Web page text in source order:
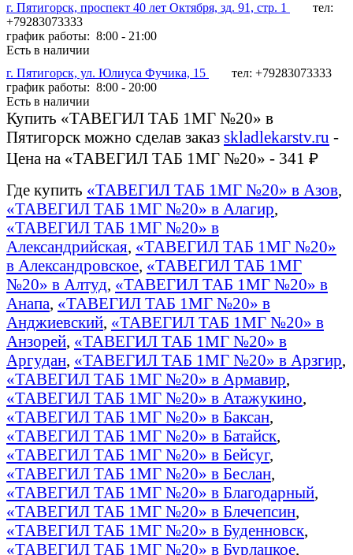
г. Пятигорск, проспект 40 лет Октября, зд. 91, стр. 1
тел:
+79283073333
график работы: 8:00 - 21:00
Есть в наличии
г. Пятигорск, ул. Юлиуса Фучика, 15
тел: +79283073333
график работы: 8:00 - 20:00
Есть в наличии
Купить «ТАВЕГИЛ ТАБ 1МГ №20» в
Пятигорск можно сделав заказ skladlekarstv.ru -
Цена на «ТАВЕГИЛ ТАБ 1МГ №20» - 341 ₽
Где купить «ТАВЕГИЛ ТАБ 1МГ №20» в Азов,
«ТАВЕГИЛ ТАБ 1МГ №20» в Алагир,
«ТАВЕГИЛ ТАБ 1МГ №20» в
Александрийская, «ТАВЕГИЛ ТАБ 1МГ №20»
в Александровское, «ТАВЕГИЛ ТАБ 1МГ
№20» в Алтуд, «ТАВЕГИЛ ТАБ 1МГ №20» в
Анапа, «ТАВЕГИЛ ТАБ 1МГ №20» в
Анджиевский, «ТАВЕГИЛ ТАБ 1МГ №20» в
Анзорей, «ТАВЕГИЛ ТАБ 1МГ №20» в
Аргудан, «ТАВЕГИЛ ТАБ 1МГ №20» в Арзгир,
«ТАВЕГИЛ ТАБ 1МГ №20» в Армавир,
«ТАВЕГИЛ ТАБ 1МГ №20» в Атажукино,
«ТАВЕГИЛ ТАБ 1МГ №20» в Баксан,
«ТАВЕГИЛ ТАБ 1МГ №20» в Батайск,
«ТАВЕГИЛ ТАБ 1МГ №20» в Бейсуг,
«ТАВЕГИЛ ТАБ 1МГ №20» в Беслан,
«ТАВЕГИЛ ТАБ 1МГ №20» в Благодарный,
«ТАВЕГИЛ ТАБ 1МГ №20» в Блечепсин,
«ТАВЕГИЛ ТАБ 1МГ №20» в Буденновск,
«ТАВЕГИЛ ТАБ 1МГ №20» в Бурлацкое,